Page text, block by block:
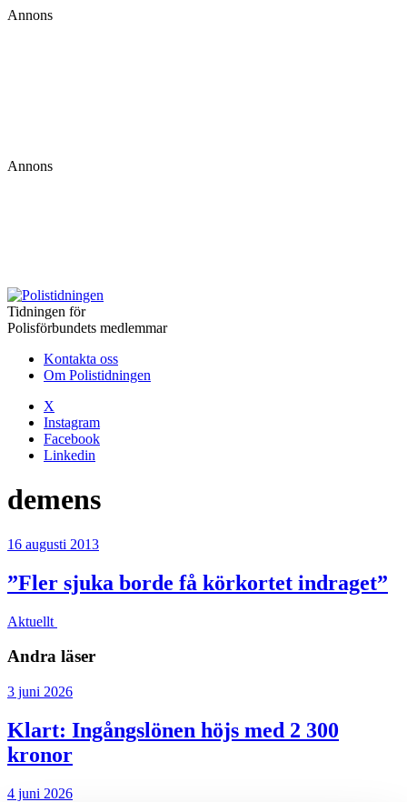
Annons
Annons
Tidningen för
Polisförbundets medlemmar
Kontakta oss
Om Polistidningen
X
Instagram
Facebook
Linkedin
demens
16 augusti 2013
”Fler sjuka borde få körkortet indraget”
Aktuellt
Andra läser
3 juni 2026
Klart: Ingångslönen höjs med 2 300
kronor
4 juni 2026